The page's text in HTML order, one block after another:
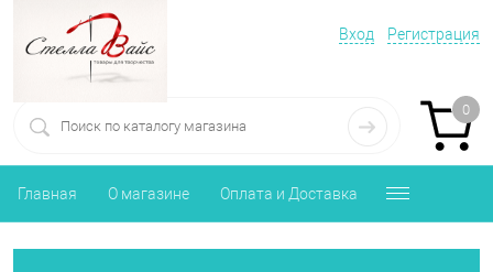
Вход Регистрация
0
Главная О магазине Оплата и Доставка